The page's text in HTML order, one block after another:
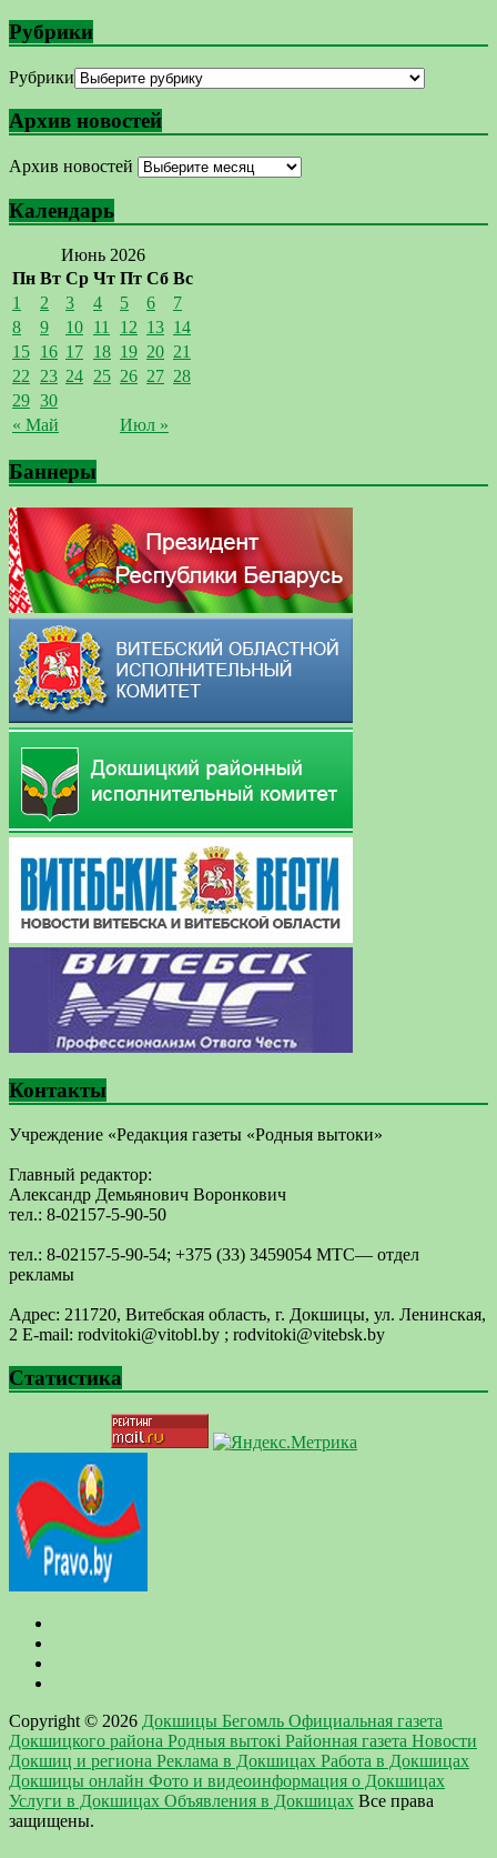
Рубрики
Рубрики
Архив новостей
Архив новостей
Календарь
Июнь 2026
Пн Вт Ср Чт Пт Сб Вс
« Май Июл »
1 2 3 4 5 6
7
8
9 10 11 12 13 14
15 16 17 18 19 20 21
22 23 24 25 26 27 28
29 30
Баннеры
Контакты
Учреждение «Редакция газеты «Родныя вытоки»
Главный редактор:
Александр Демьянович Воронкович
тел.: 8-02157-5-90-50
тел.: 8-02157-5-90-54; +375 (33) 3459054 МТС— отдел
рекламы
Адрес: 211720, Витебская область, г. Докшицы, ул. Ленинская,
2 E-mail: ​rodvitoki@​​vitobl​.by ; rodvitoki@vitebsk.by
Статистика
Copyright © 2026 Докшицы Бегомль Официальная газета
Докшицкого района Родныя вытокi Районная газета Новости
Докшиц и региона Реклама в Докшицах Работа в Докшицах
Докшицы онлайн Фото и видеоинформация о Докшицах
Услуги в Докшицах Объявления в Докшицах Все права
защищены.